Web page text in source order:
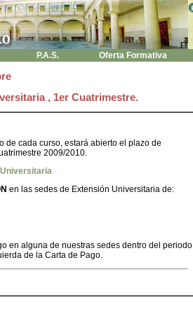
P.A.S. Oferta Formativa
, 1er Cuatrimestre.
de cada curso, estará abierto el plazo de
2009/2010.
en las sedes de Extensión Universitaria de:
en alguna de nuestras sedes dentro del periodo
de la Carta de Pago.